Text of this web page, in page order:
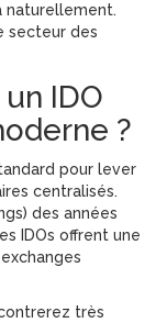
naturellement.
secteur des
IDO
?
pour lever
centralisés.
des années
IDOs offrent une
très